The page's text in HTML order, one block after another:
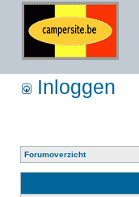
Inloggen
Forumoverzicht